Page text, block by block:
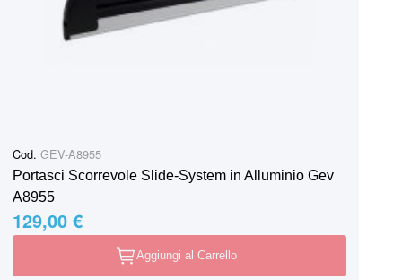
Cod. GEV-A8955
Portasci Scorrevole Slide-System in Alluminio Gev
A8955
129,00 €
Aggiungi al Carrello